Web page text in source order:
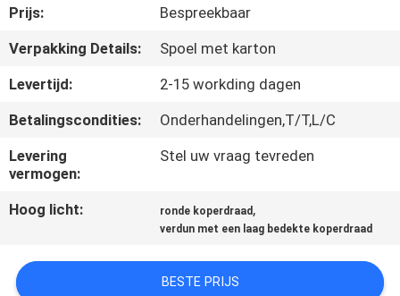
KWALITEITSCONTROLE
CONTACTEER
NIEUWS
VERZOEK
CITAAT
Prijs:
Bespreekbaar
Verpakking Details:
Spoel met karton
Levertijd:
2-15 workding dagen
Betalingscondities:
Onderhandelingen,T/T,L/C
Levering
vermogen:
Stel uw vraag tevreden
Hoog licht: ronde koperdraad ,
verdun met een laag bedekte koperdraad
BESTE PRIJS